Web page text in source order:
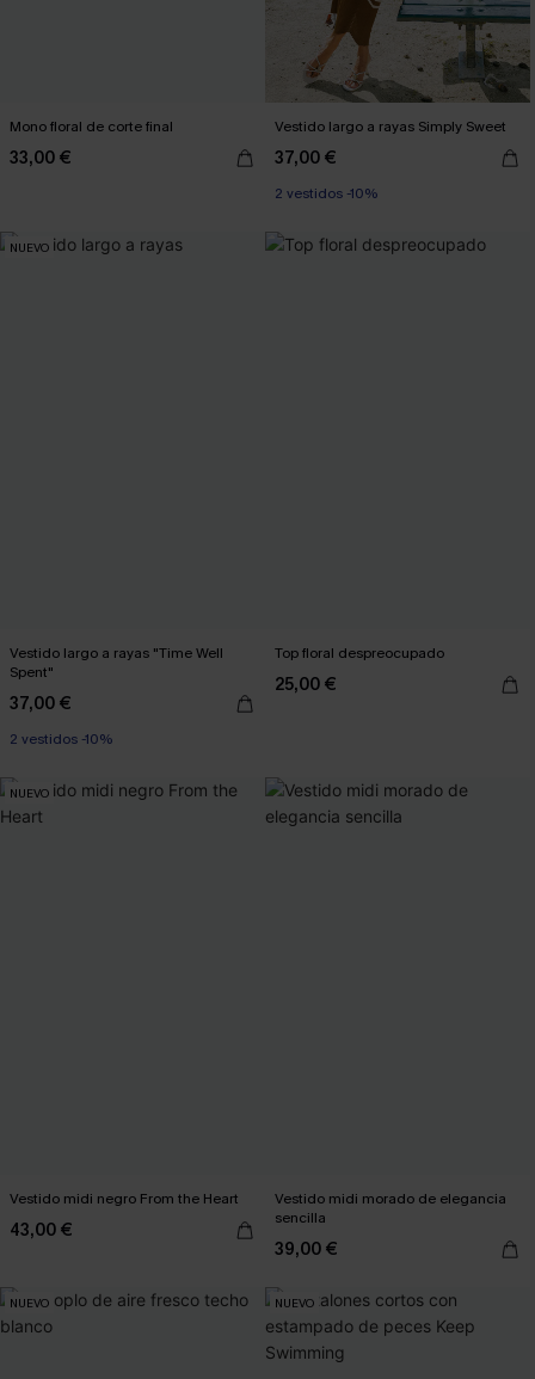
Mono floral de corte final
33,00 €
Vestido largo a rayas Simply Sweet
37,00 €
2 vestidos -10%
NUEVO
Vestido largo a rayas "Time Well
Spent"
37,00 €
2 vestidos -10%
Top floral despreocupado
25,00 €
NUEVO
Vestido midi negro From the Heart
43,00 €
Vestido midi morado de elegancia
sencilla
39,00 €
NUEVO NUEVO